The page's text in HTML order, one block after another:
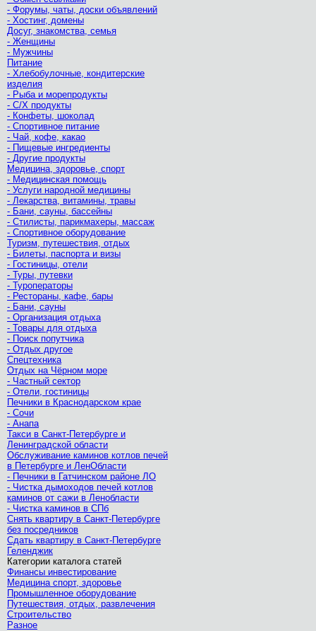
- Форумы, чаты, доски объявлений
- Хостинг, домены
Досуг, знакомства, семья
- Женщины
- Мужчины
Питание
- Хлебобулочные, кондитерские
изделия
- Рыба и морепродукты
- С/Х продукты
- Конфеты, шоколад
- Спортивное питание
- Чай, кофе, какао
- Пищевые ингредиенты
- Другие продукты
Медицина, здоровье, спорт
- Медицинская помощь
- Услуги народной медицины
- Лекарства, витамины, травы
- Бани, сауны, бассейны
- Стилисты, парикмахеры, массаж
- Спортивное оборудование
Туризм, путешествия, отдых
- Билеты, паспорта и визы
- Гостиницы, отели
- Туры, путевки
- Туроператоры
- Рестораны, кафе, бары
- Бани, сауны
- Организация отдыха
- Товары для отдыха
- Поиск попутчика
- Отдых другое
Спецтехника
Отдых на Чёрном море
- Частный сектор
- Отели, гостиницы
Печники в Краснодарском крае
- Сочи
- Анапа
Такси в Санкт-Петербурге и
Ленинградской области
Обслуживание каминов котлов печей
в Петербурге и ЛенОбласти
- Печники в Гатчинском районе ЛО
- Чистка дымоходов печей котлов
каминов от сажи в Ленобласти
- Чистка каминов в СПб
Снять квартиру в Санкт-Петербурге
без посредников
Сдать квартиру в Санкт-Петербурге
Геленджик
Категории каталога статей
Финансы инвестирование
Медицина спорт, здоровье
Промышленное оборудование
Путешествия, отдых, развлечения
Строительство
Разное